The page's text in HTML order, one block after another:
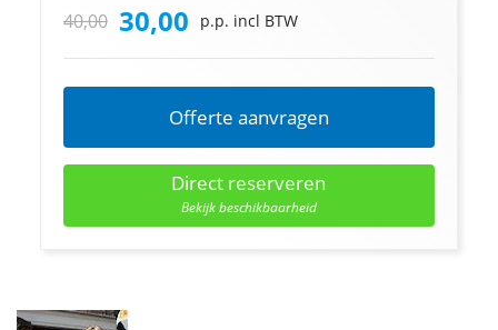
40,00 30,00 p.p. incl BTW
Offerte aanvragen
Direct reserveren
Bekijk beschikbaarheid